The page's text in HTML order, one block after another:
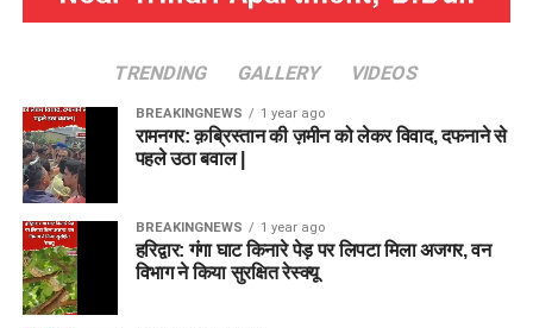
TRENDING GALLERY VIDEOS
BREAKINGNEWS 1 year ago
रामनगर: क़ब्रिस्तान की ज़मीन को लेकर विवाद, दफनाने से
पहले उठा बवाल |
BREAKINGNEWS 1 year ago
हरिद्वार: गंगा घाट किनारे पेड़ पर लिपटा मिला अजगर, वन
विभाग ने किया सुरक्षित रेस्क्यू